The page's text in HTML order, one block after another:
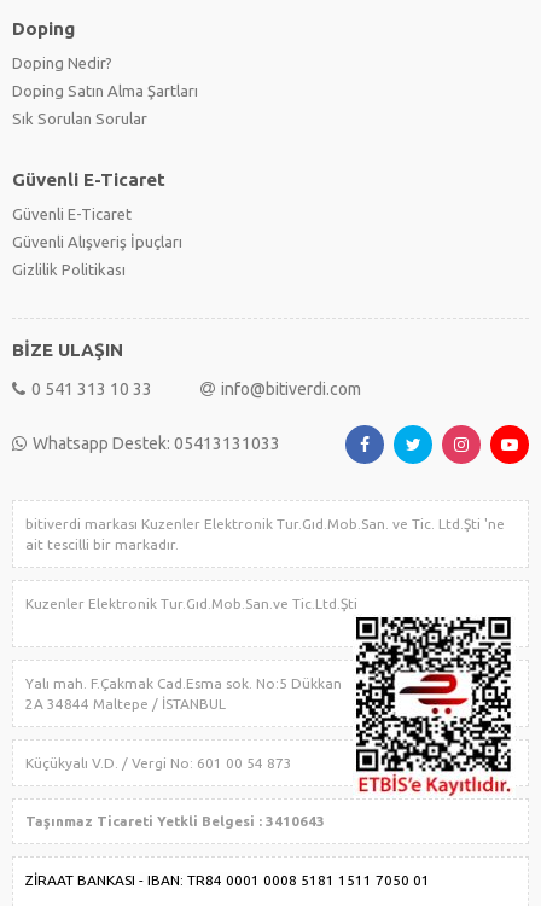
Doping
Doping Nedir?
Doping Satın Alma Şartları
Sık Sorulan Sorular
Güvenli E-Ticaret
Güvenli E-Ticaret
Güvenli Alışveriş İpuçları
Gizlilik Politikası
BİZE ULAŞIN
0 541 313 10 33 info@bitiverdi.com
Whatsapp Destek: 05413131033
bitiverdi markası Kuzenler Elektronik Tur.Gıd.Mob.San. ve Tic. Ltd.Şti 'ne
ait tescilli bir markadır.
Kuzenler Elektronik Tur.Gıd.Mob.San.ve Tic.Ltd.Şti
Yalı mah. F.Çakmak Cad.Esma sok. No:5 Dükkan
2A 34844 Maltepe / İSTANBUL
Küçükyalı V.D. / Vergi No: 601 00 54 873
Taşınmaz Ticareti Yetkli Belgesi : 3410643
ZİRAAT BANKASI - IBAN: TR84 0001 0008 5181 1511 7050 01